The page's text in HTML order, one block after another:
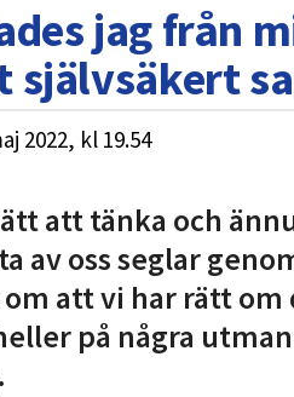
jag från
självsäkert
2022, kl 19.54
att tänka och
av oss seglar
att vi har rätt om
på några